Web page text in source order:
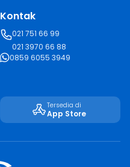
Kontak
021 751 66 99
021 3970 66 88
0859 6055 3949
Tersedia di
App Store